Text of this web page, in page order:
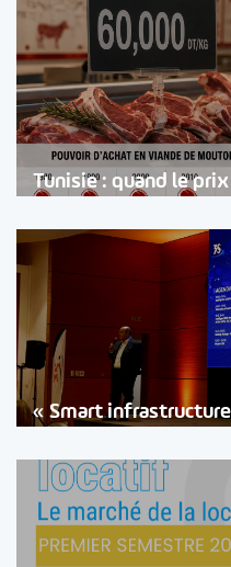
Tunisie : quand le
« Smart